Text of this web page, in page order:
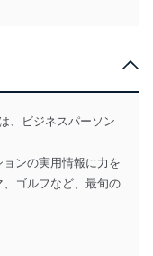
、ビジネスパーソン
ンの実用情報に力を
ゴルフなど、最旬の